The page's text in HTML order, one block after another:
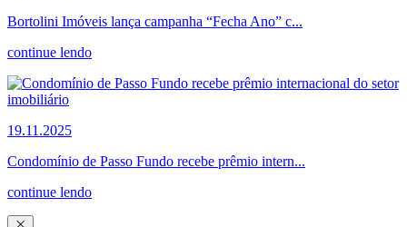
Bortolini Imóveis lança campanha “Fecha Ano” c...
continue lendo
19.11.2025
Condomínio de Passo Fundo recebe prêmio intern...
continue lendo